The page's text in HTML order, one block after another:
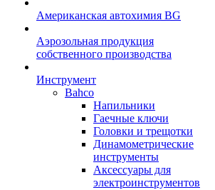
Американская автохимия BG
Аэрозольная продукция
собственного производства
Инструмент
Bahco
Напильники
Гаечные ключи
Головки и трещотки
Динамометрические
инструменты
Аксессуары для
электроинструментов